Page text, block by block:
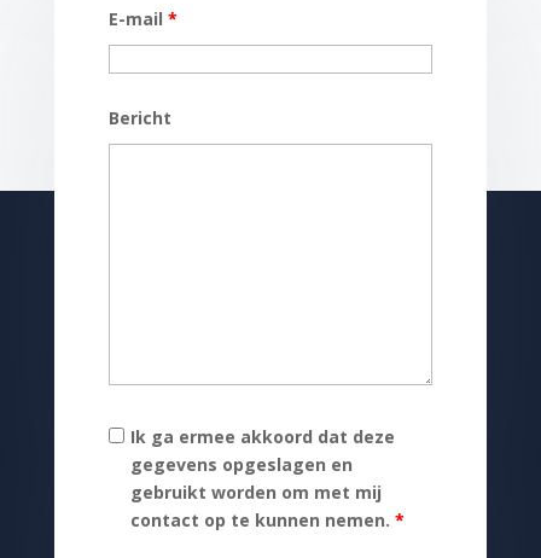
E-mail *
Bericht
Ik ga ermee akkoord dat deze
gegevens opgeslagen en
gebruikt worden om met mij
contact op te kunnen nemen. *